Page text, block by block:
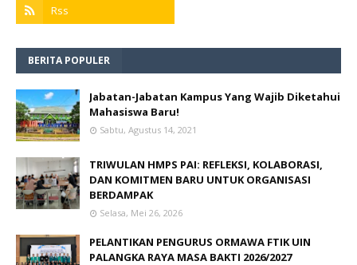
BERITA POPULER
Jabatan-Jabatan Kampus Yang Wajib Diketahui
Mahasiswa Baru!
Sabtu, Agustus 14, 2021
TRIWULAN HMPS PAI: REFLEKSI, KOLABORASI,
DAN KOMITMEN BARU UNTUK ORGANISASI
BERDAMPAK
Selasa, Mei 26, 2026
PELANTIKAN PENGURUS ORMAWA FTIK UIN
PALANGKA RAYA MASA BAKTI 2026/2027